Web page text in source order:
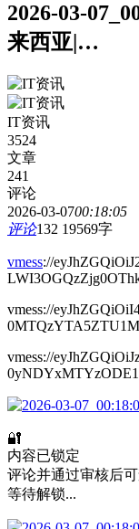
2026-03-
来西亚|…
IT资讯
3524
文章
241
评论
2026-03-0700:18:05
评论132 19569字
vmess://
vmess://
vmess://
🔐
内容已锁定
评论并通过审核后
等待解锁...